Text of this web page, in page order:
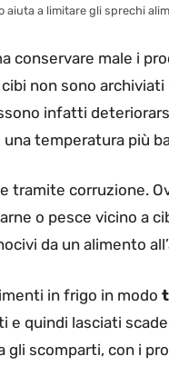
aiuta a limitare gli sprechi
conservare male i
non sono
infatti
una temperatura più
tramite corruzione.
o pesce vicino a
da un alimento
in frigo in modo
quindi lasciati
gli scomparti, con i